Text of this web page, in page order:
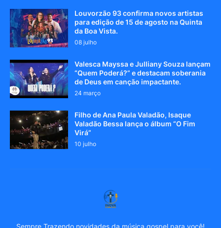
Louvorzão 93 confirma novos artistas
para edição de 15 de agosto na Quinta
da Boa Vista.
08 julho
Valesca Mayssa e Julliany Souza lançam
“Quem Poderá?” e destacam soberania
de Deus em canção impactante.
24 março
Filho de Ana Paula Valadão, Isaque
Valadão Bessa lança o álbum “O Fim
Virá”
10 julho
Sempre Trazendo novidades da música gospel para você!